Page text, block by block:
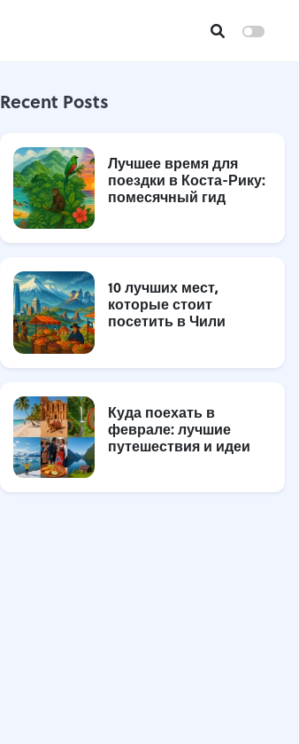
Recent Posts
Лучшее время для
поездки в Коста-Рику:
помесячный гид
10 лучших мест,
которые стоит
посетить в Чили
Куда поехать в
феврале: лучшие
путешествия и идеи